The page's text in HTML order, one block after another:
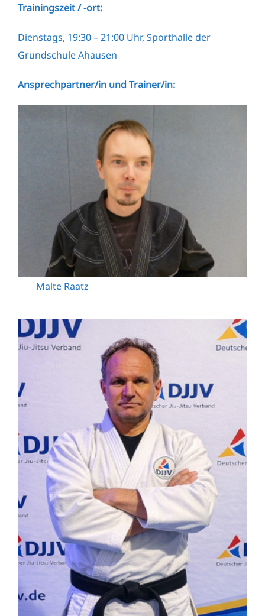
Trainingszeit / -ort:
Dienstags, 19:30 – 21:00 Uhr, Sporthalle der
Grundschule Ahausen
Ansprechpartner/in und Trainer/in:
Malte Raatz